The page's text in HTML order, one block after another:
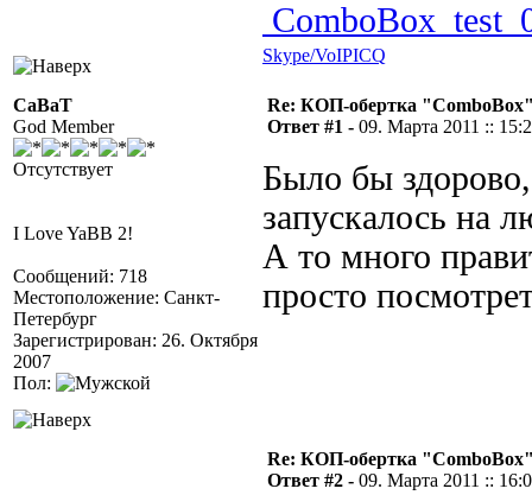
Skype/VoIPICQ
CaBaT
God Member
Отсутствует
I Love YaBB 2!
Сообщений: 718
Местоположение: Санкт-
Петербург
Зарегистрирован: 26. Октября
2007
Пол:
Re: КОП-обертка
Ответ #1 - 09. Марта 2011 ::
Было бы
запускалось на
А то много
просто
Re: КОП-обертка
Ответ #2 - 09. Марта 2011 ::